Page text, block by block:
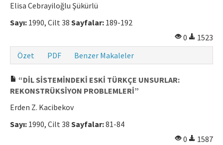
Elisa Cebrayiloğlu Şükürlü
Sayı: 1990, Cilt 38 Sayfalar: 189-192
0
1523
Özet
PDF Benzer Makaleler
“DİL SİSTEMİNDEKİ ESKİ TÜRKÇE UNSURLAR:
REKONSTRÜKSİYON PROBLEMLERİ”
Erden Z. Kacibekov
Sayı: 1990, Cilt 38 Sayfalar:81-84
0
1587